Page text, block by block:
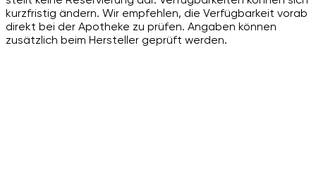
kurzfristig ändern. Wir empfehlen, die Verfügbarkeit vorab
direkt bei der Apotheke zu prüfen. Angaben können
zusätzlich beim Hersteller geprüft werden.